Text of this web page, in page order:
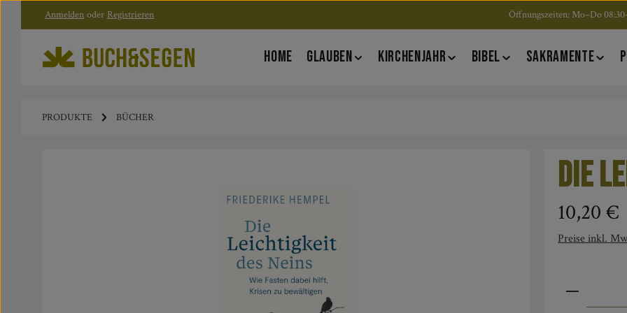
Zum Hauptinhalt springen
Zur Hauptnavigation springen
Anmelden oder Registrieren Öffnungszeiten: Mo–Do
HOME GLAUBEN KIRCHENJAHR BIBEL SAKRAMENTE
PRODUKTE BÜCHER
Die
Regulärer
10,20 €
Preise inkl.
Produkt